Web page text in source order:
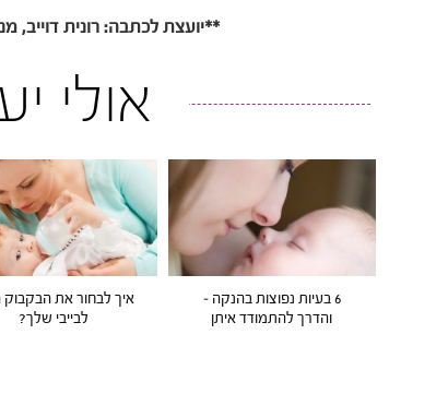
**יועצת לכתבה: רונית דוייב,
אולי
6 בעיות נפוצות בהנקה –
והדרך להתמודד איתן
איך לבחור את הבקבוק
לבייבי שלך?